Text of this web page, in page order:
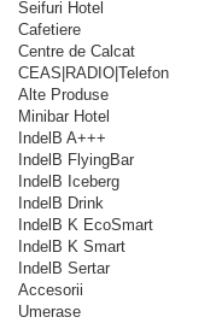
Seifuri Hotel
Cafetiere
Centre de Calcat
CEAS|RADIO|Telefon
Alte Produse
Minibar Hotel
IndelB A+++
IndelB FlyingBar
IndelB Iceberg
IndelB Drink
IndelB K EcoSmart
IndelB K Smart
IndelB Sertar
Accesorii
Umerase